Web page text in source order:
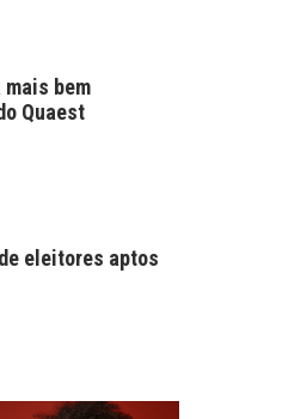
bem
Quaest
eleitores aptos